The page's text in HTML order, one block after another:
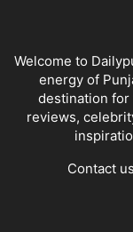
Welcome to
energy of
destination for
reviews,
Contact